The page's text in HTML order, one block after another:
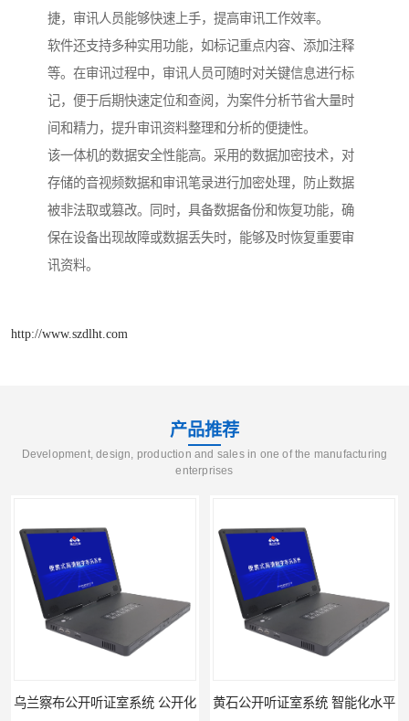
捷，审讯人员能够快速上手，提高审讯工作效率。​
软件还支持多种实用功能，如标记重点内容、添加注释
等。在审讯过程中，审讯人员可随时对关键信息进行标
记，便于后期快速定位和查阅，为案件分析节省大量时
间和精力，提升审讯资料整理和分析的便捷性。​
该一体机的数据安全性能高。采用的数据加密技术，对
存储的音视频数据和审讯笔录进行加密处理，防止数据
被非法取或篡改。同时，具备数据备份和恢复功能，确
保在设备出现故障或数据丢失时，能够及时恢复重要审
讯资料。​
http://www.szdlht.com
产品推荐
Development, design, production and sales in one of the manufacturing
enterprises
黄石公开听证室系统 智能化水平